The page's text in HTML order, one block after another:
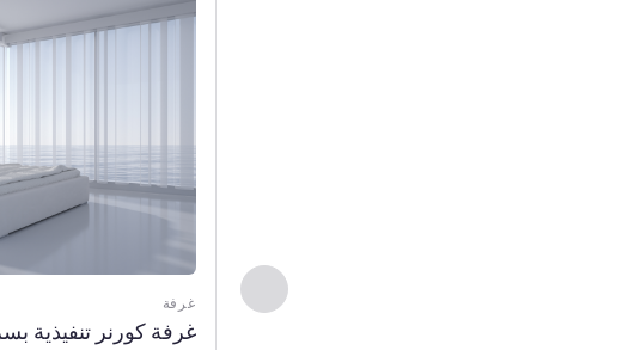
السابق - غرفة
غرفة
‏‫غرفة كورنر تنفيذية